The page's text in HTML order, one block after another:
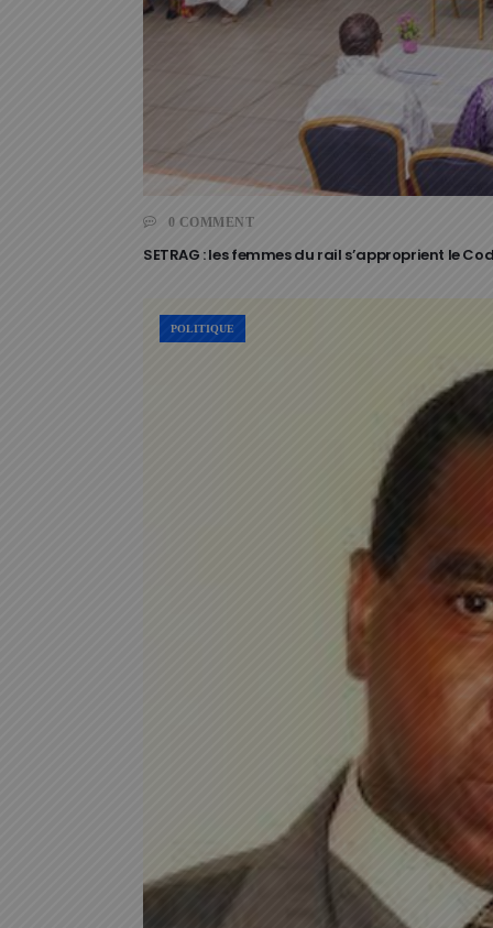
0 COMMENT
SETRAG : les femmes du rail s’approprient le
POLITIQUE